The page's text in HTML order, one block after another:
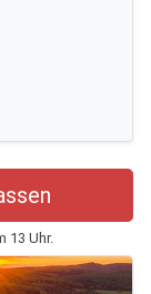
13 Uhr.